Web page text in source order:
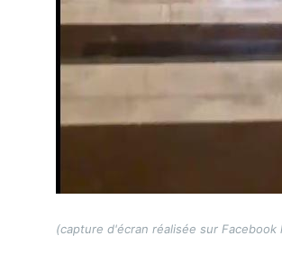
(capture d'écran réalisée sur Facebook